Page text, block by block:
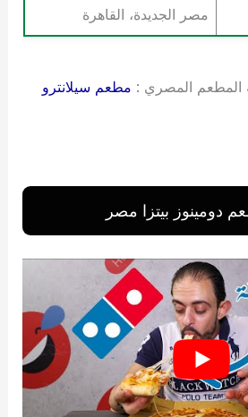
مصر الجديدة، القاهرة
المطعم المصري : مطعم سيلانترو
دومينوز بيتزا مصر